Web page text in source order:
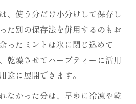
、使う分だけ小分けして保存し
た別の保存法を併用するのもお
ったミントは氷に閉じ込めて
乾燥させてハーブティーに活用
途に展開できます。
なかった分は、早めに冷凍や乾